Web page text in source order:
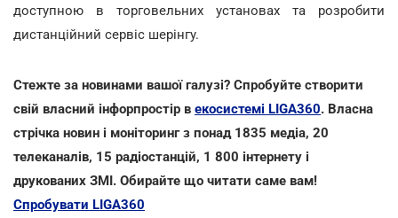
доступною в торговельних установах та розробити
дистанційний сервіс шерінгу.
Стежте за новинами вашої галузі? Спробуйте створити
свій власний інфорпростір в екосистемі LIGA360. Власна
стрічка новин і моніторинг з понад 1835 медіа, 20
телеканалів, 15 радіостанцій, 1 800 інтернету і
друкованих ЗМІ. Обирайте що читати саме вам!
Спробувати LIGA360